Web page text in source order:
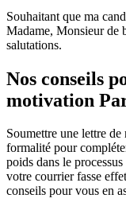
Souhaitant que ma
Madame, Monsieur de
salutations.
Nos conseils
motivation
Soumettre une lettre
formalité pour
poids dans le
votre courrier fasse
conseils pour vous en